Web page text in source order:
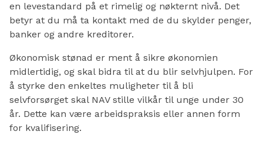
en levestandard på et rimelig og nøkternt nivå. Det
betyr at du må ta kontakt med de du skylder penger,
banker og andre kreditorer.
Økonomisk stønad er ment å sikre økonomien
midlertidig, og skal bidra til at du blir selvhjulpen. For
å styrke den enkeltes muligheter til å bli
selvforsørget skal NAV stille vilkår til unge under 30
år. Dette kan være arbeidspraksis eller annen form
for kvalifisering.